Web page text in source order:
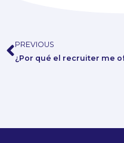
Prev
PREVIOUS